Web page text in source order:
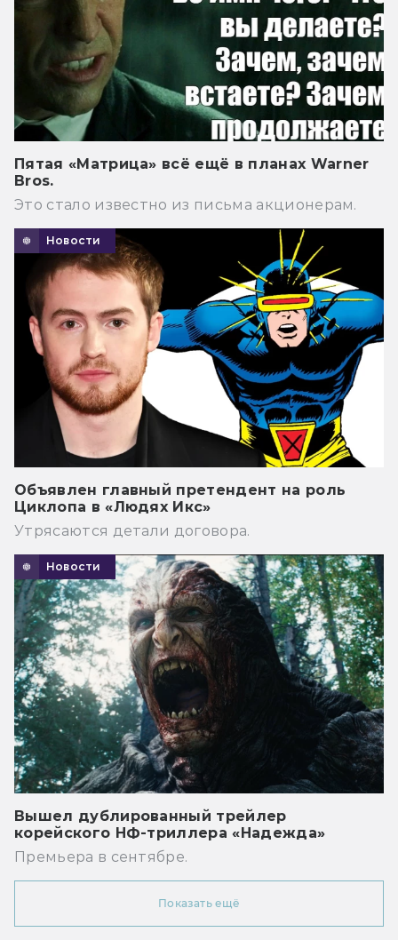
Пятая «Матрица» всё ещё в планах Warner
Bros.
Это стало известно из письма акционерам.
Новости
Объявлен главный претендент на роль
Циклопа в «Людях Икс»
Утрясаются детали договора.
Новости
Вышел дублированный трейлер
корейского НФ-триллера «Надежда»
Премьера в сентябре.
Показать ещё